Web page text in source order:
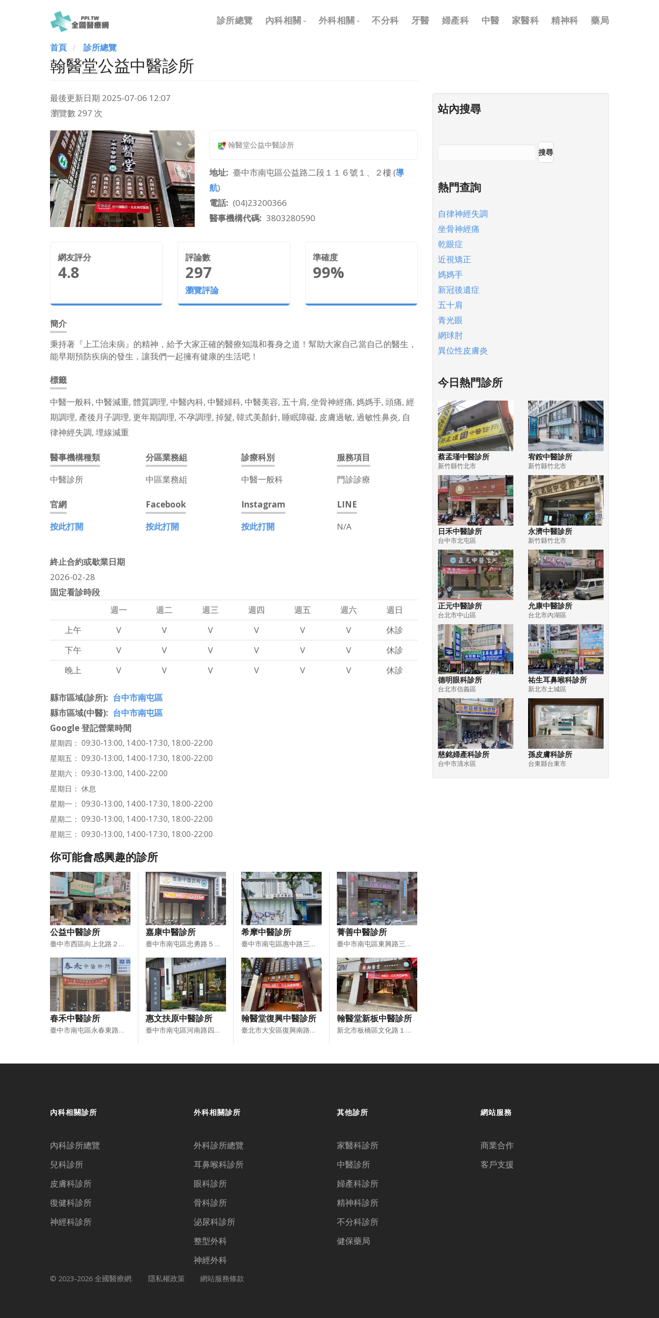
Main
navigation
診所總覽 內科相關 外科相關 不分科 牙醫 婦產科 中醫 家醫科 精神科 藥局
首頁 診所總覽
翰醫堂公益中醫診所
最後更新日期 2025-07-06 12:07
瀏覽數 297 次
翰醫堂公益中醫診所
地址 臺中市南屯區公益路二段１１６號１、２樓 (導
航)
電話
(04)23200366
醫事機構代碼
3803280590
網友評分
4.8
評論數
297
瀏覽評論
準確度
99%
簡介
秉持著『上工治未病』的精神，給予大家正確的醫療知識和養身之道！幫助大家自己當自己的醫生，
能早期預防疾病的發生，讓我們一起擁有健康的生活吧！
標籤
中醫一般科, 中醫減重, 體質調理, 中醫內科, 中醫婦科, 中醫美容, 五十肩, 坐骨神經痛, 媽媽手, 頭痛, 經
期調理, 產後月子調理, 更年期調理, 不孕調理, 掉髮, 韓式美顏針, 睡眠障礙, 皮膚過敏, 過敏性鼻炎, 自
律神經失調, 埋線減重
醫事機構種類
中醫診所
分區業務組
中區業務組
診療科別
中醫一般科
服務項目
門診診療
官網
按此打開
Facebook
按此打開
Instagram
按此打開
LINE
N/A
終止合約或歇業日期
2026-02-28
固定看診時段
週一
週二 週三 週四 週五 週六
週日
上午
V V V V V V
休診
下午
V V V V V V
休診
晚上
V V V V V V 休診
縣市區域(診所)
台中市南屯區
縣市區域(中醫)
台中市南屯區
Google 登記營業時間
星期四： 09:30-13:00, 14:00-17:30, 18:00-22:00
星期五： 09:30-13:00, 14:00-17:30, 18:00-22:00
星期六： 09:30-13:00, 14:00-22:00
星期日： 休息
星期一： 09:30-13:00, 14:00-17:30, 18:00-22:00
星期二： 09:30-13:00, 14:00-17:30, 18:00-22:00
星期三： 09:30-13:00, 14:00-17:30, 18:00-22:00
你可能會感興趣的診所
公益中醫診所
臺中市西區向上北路２３１號１樓
嘉康中醫診所
臺中市南屯區忠勇路５２之１９０號１樓及夾層
希摩中醫診所
臺中市南屯區惠中路三段１０號２樓
菁善中醫診所
臺中市南屯區東興路三段２３１號１樓
春禾中醫診所
臺中市南屯區永春東路２７０號１樓（部分）
惠文扶原中醫診所
臺中市南屯區河南路四段５２８號１樓
翰醫堂復興中醫診所
臺北市大安區復興南路１段１４４號（１、２、３樓）
翰醫堂新板中醫診所
新北市板橋區文化路１段３４９號（１、２、３樓）
站內搜尋
搜尋
熱門查詢
自律神經失調
坐骨神經痛
乾眼症
近視矯正
媽媽手
新冠後遺症
五十肩
青光眼
網球肘
異位性皮膚炎
今日熱門診所
蔡孟瑾中醫診所
新竹縣竹北市
宥銨中醫診所
新竹縣竹北市
日禾中醫診所
台中市北屯區
永濟中醫診所
新竹縣竹北市
正元中醫診所
台北市中山區
允康中醫診所
台北市內湖區
德明眼科診所
台北市信義區
祐生耳鼻喉科診所
新北市土城區
慈銘婦產科診所
台中市清水區
孫皮膚科診所
台東縣台東市
內科相關診所
內科診所總覽
兒科診所
皮膚科診所
復健科診所
神經科診所
外科相關診所
外科診所總覽
耳鼻喉科診所
眼科診所
骨科診所
泌尿科診所
整型外科
神經外科
其他診所
家醫科診所
中醫診所
婦產科診所
精神科診所
不分科診所
健保藥局
網站服務
商業合作
客戶支援
© 2023-2026 全國醫療網. 隱私權政策 網站服務條款